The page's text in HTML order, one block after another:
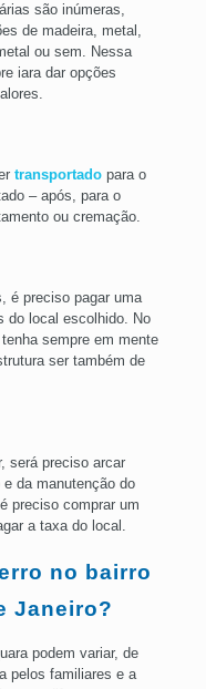
são inúmeras,
de madeira, metal,
ou sem. Nessa
iara dar opções
transportadopara o
– após, para o
ou cremação.
é preciso pagar uma
do local escolhido. No
sempre em mente
ser também de
será preciso arcar
da manutenção do
preciso comprar um
a taxa do local.
no bairro
Janeiro?
podem variar, de
pelos familiares e a